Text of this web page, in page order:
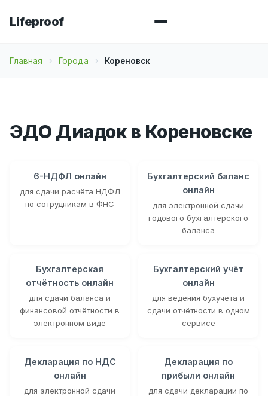
Lifeproof
Главная Города Кореновск
ЭДО Диадок в Кореновске
6-НДФЛ онлайн
для сдачи расчёта НДФЛ
по сотрудникам в ФНС
Бухгалтерский баланс
онлайн
для электронной сдачи
годового бухгалтерского
баланса
Бухгалтерская
отчётность онлайн
для сдачи баланса и
финансовой отчётности в
электронном виде
Бухгалтерский учёт
онлайн
для ведения бухучёта и
сдачи отчётности в одном
сервисе
Декларация по НДС
онлайн
для электронной сдачи
Декларация по
прибыли онлайн
для сдачи декларации по